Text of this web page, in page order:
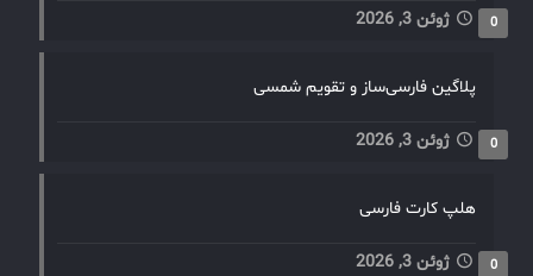
ژوئن 3, 2026 0
پلاگین فارسی‌ساز و تقویم شمسی
ژوئن 3, 2026 0
هلپ کارت فارسی
ژوئن 3, 2026 0